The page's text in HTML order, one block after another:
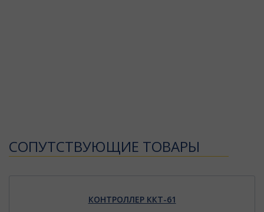
CОПУТСТВУЮЩИЕ ТОВАРЫ
КОНТРОЛЛЕР ККТ-61